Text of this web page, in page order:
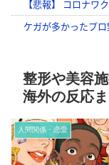
整形や美容
海外の反応
人間関係・恋愛